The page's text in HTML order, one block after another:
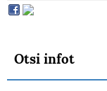
Otsi infot